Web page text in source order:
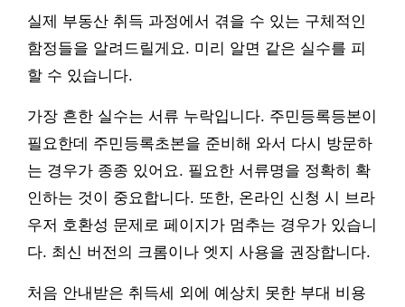
실제 부동산 취득 과정에서 겪을 수 있는 구체적인
함정들을 알려드릴게요. 미리 알면 같은 실수를 피
할 수 있습니다.
가장 흔한 실수는 서류 누락입니다. 주민등록등본이
필요한데 주민등록초본을 준비해 와서 다시 방문하
는 경우가 종종 있어요. 필요한 서류명을 정확히 확
인하는 것이 중요합니다. 또한, 온라인 신청 시 브라
우저 호환성 문제로 페이지가 멈추는 경우가 있습니
다. 최신 버전의 크롬이나 엣지 사용을 권장합니다.
처음 안내받은 취득세 외에 예상치 못한 부대 비용